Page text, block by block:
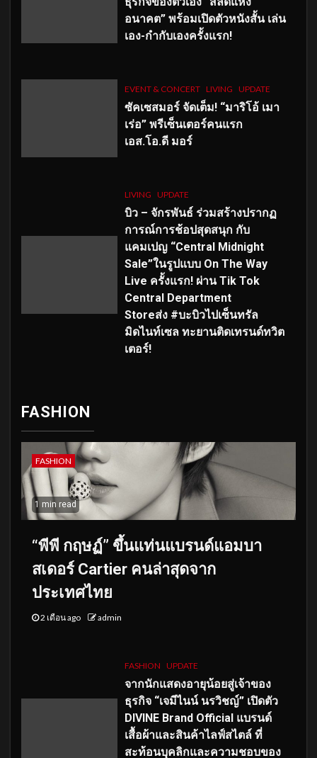
อนาคต” พร้อมเปิดตัวหนังสั้น เล่น
เอง-กำกับเองครั้งแรก!
EVENT & CONCERT LIVING UPDATE
ซัคเซสมอร์ จัดเต็ม! “มาริโอ้ เมา
เร่อ” พรีเซ็นเตอร์คนแรก
เอส.โอ.ดี มอร์
LIVING UPDATE
บิว – จักรพันธ์ ร่วมสร้างปรากฏ
การณ์การช้อปสุดสนุก กับ
แคมเปญ “Central Midnight
Sale”ในรูปแบบ On The Way
Live ครั้งแรก! ผ่าน Tik Tok
Central Department
Storeส่ง #บะบิวไปเซ็นทรัล
มิดไนท์เซล ทะยานติดเทรนด์ทวิต
เตอร์!
FASHION
FASHION
1 min read
“พีพี กฤษฏ์” ขึ้นแท่นแบรนด์แอมบา
สเดอร์ Cartier คนล่าสุดจาก
ประเทศไทย
2 เดือน ago admin
FASHION UPDATE
จากนักแสดงอายุน้อยสู่เจ้าของ
ธุรกิจ “เจมีไนน์ นรวิชญ์” เปิดตัว
DIVINE Brand Official แบรนด์
เสื้อผ้าและสินค้าไลฟ์สไตล์ ที่
สะท้อนบุคลิกและความชอบของ